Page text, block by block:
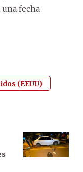
fecha
(EEUU)